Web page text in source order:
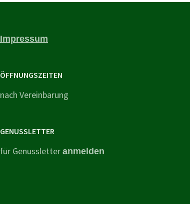
Impressum
ÖFFNUNGSZEITEN
nach Vereinbarung
GENUSSLETTER
für Genussletter anmelden